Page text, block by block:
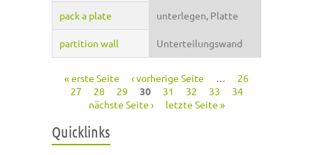
pack a plate unterlegen, Platte
partition wall Unterteilungswand
Seiten
« erste Seite ‹ vorherige Seite …
26
27
28 29 30 31 32 33
34
nächste Seite ›
letzte Seite »
Quicklinks